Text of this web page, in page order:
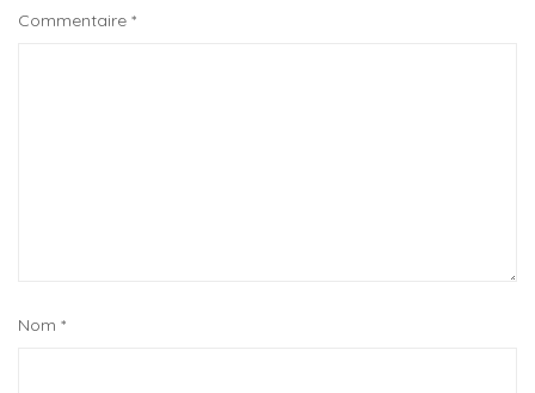
Commentaire *
Nom *